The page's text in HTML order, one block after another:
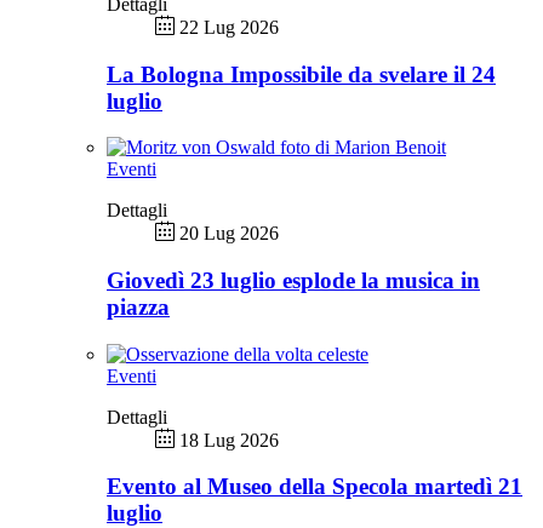
22 Lug 2026
La Bologna Impossibile da svelare il 24
luglio
Eventi
Dettagli
20 Lug 2026
Giovedì 23 luglio esplode la musica in
piazza
Eventi
Dettagli
18 Lug 2026
Evento al Museo della Specola martedì 21
luglio